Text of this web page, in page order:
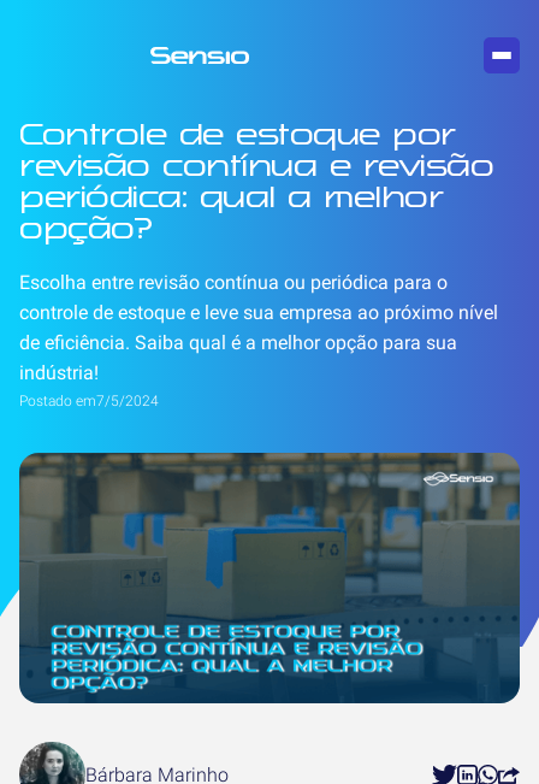
Controle de estoque por
revisão contínua e revisão
periódica: qual a melhor
opção?
Escolha entre revisão contínua ou periódica para o
controle de estoque e leve sua empresa ao próximo nível
de eficiência. Saiba qual é a melhor opção para sua
indústria!
Postado em7/5/2024
Bárbara Marinho